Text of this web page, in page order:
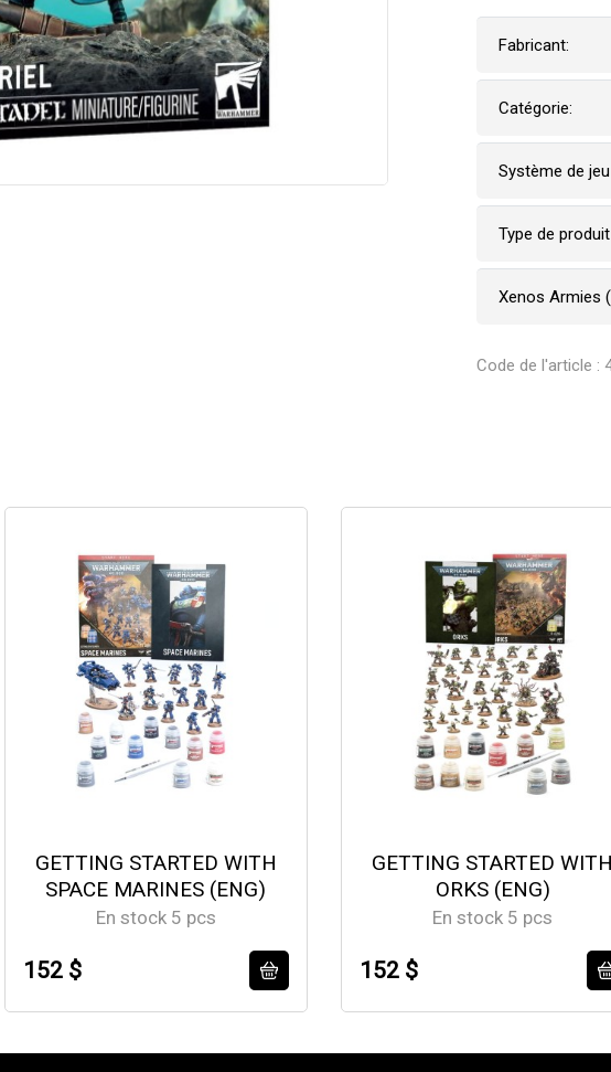
Fabricant:
Catégorie:
Système de jeu
Type de produit
Xenos Armies
Code de l'article :
GETTING STARTED WITH
SPACE MARINES (ENG)
En stock 5 pcs
152 $
GETTING STARTED WITH
ORKS (ENG)
En stock 5 pcs
152 $